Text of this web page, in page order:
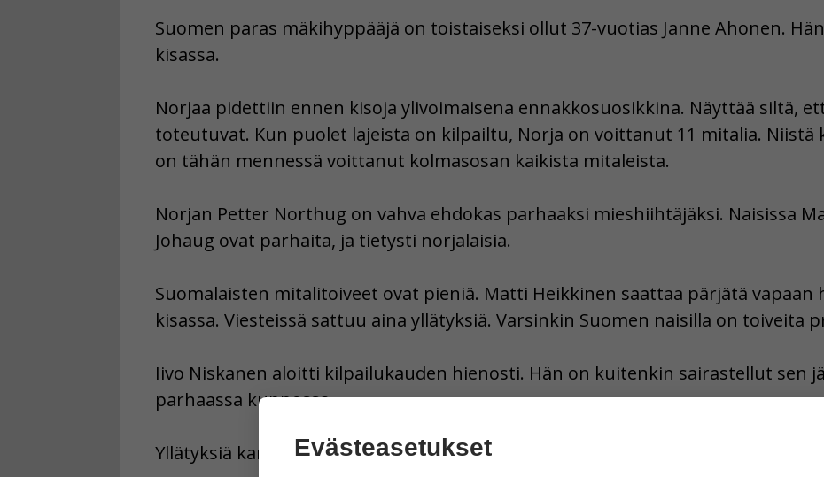
Suomen paras mäkihyppääjä on toistaiseksi ollut 37-vuotias Janne Ahonen.
kisassa.
Norjaa pidettiin ennen kisoja ylivoimaisena ennakkosuosikkina. Näyttää siltä,
toteutuvat. Kun puolet lajeista on kilpailtu, Norja on voittanut 11 mitalia. Niistä
on tähän mennessä voittanut kolmasosan kaikista mitaleista.
Norjan Petter Northug on vahva ehdokas parhaaksi mieshiihtäjäksi. Naisissa
Johaug ovat parhaita, ja tietysti norjalaisia.
Suomalaisten mitalitoiveet ovat pieniä. Matti Heikkinen saattaa pärjätä
kisassa. Viesteissä sattuu aina yllätyksiä. Varsinkin Suomen naisilla on toiveita
Iivo Niskanen aloitti kilpailukauden hienosti. Hän on kuitenkin sairastellut sen
parhaassa kunnossa.
Yllätyksiä kannattaa odottaa. Kisat jatkuvat sunnuntaihin 1. maaliskuuta asti.
Evästeasetukset